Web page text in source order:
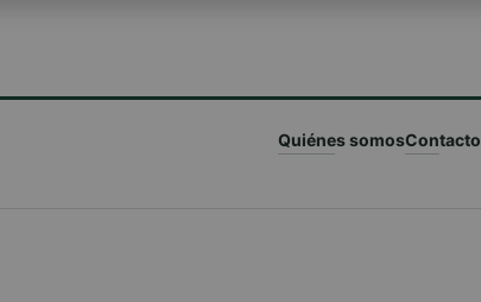
Quiénes somosContacto